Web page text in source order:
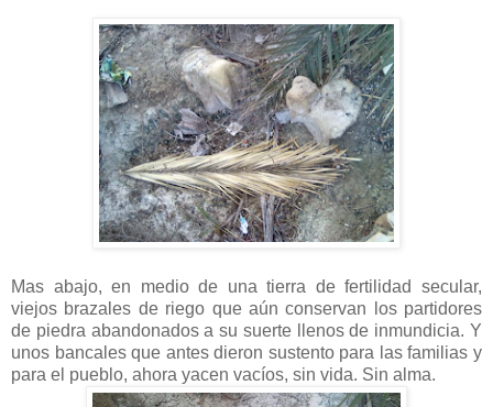
Mas abajo, en medio de una tierra de fertilidad secular,
viejos brazales de riego que aún conservan los partidores
de piedra abandonados a su suerte llenos de inmundicia. Y
unos bancales que antes dieron sustento para las familias y
para el pueblo, ahora yacen vacíos, sin vida. Sin alma.